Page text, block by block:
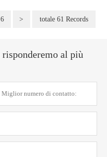
6 > totale 61 Records
al più